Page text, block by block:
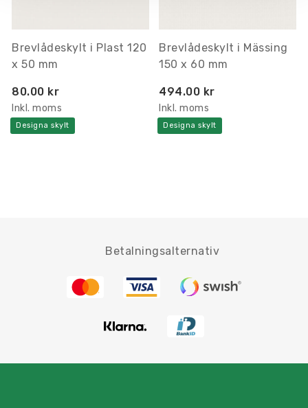
Brevlådeskylt i Plast 120
x 50 mm
80.00 kr
Inkl. moms
Designa skylt
Brevlådeskylt i Mässing
150 x 60 mm
494.00 kr
Inkl. moms
Designa skylt
Betalningsalternativ